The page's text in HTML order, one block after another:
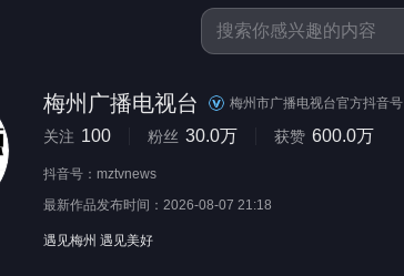
梅州广播电视台 梅州市广播电视台官方抖音号
关注 100 粉丝 30.0万 获赞 600.0万
抖音号： mztvnews
最新作品发布时间： 2026-08-07 21:18
遇见梅州 遇见美好